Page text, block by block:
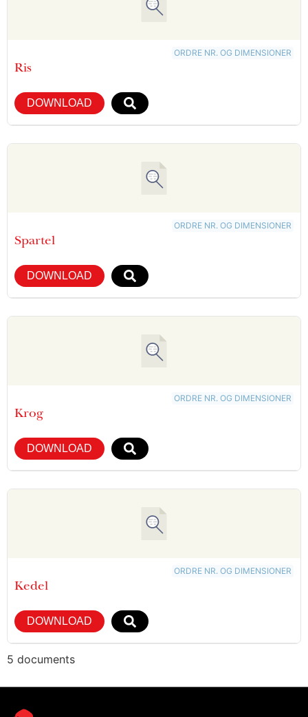
ORDRE NR. OG DIMENSIONER
Ris
DOWNLOAD
ORDRE NR. OG DIMENSIONER
Spartel
DOWNLOAD
ORDRE NR. OG DIMENSIONER
Krog
DOWNLOAD
ORDRE NR. OG DIMENSIONER
Kedel
DOWNLOAD
5 documents